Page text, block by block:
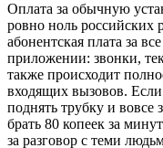
Оплата за обычную
ровно ноль российских
абонентская плата за
приложении: звонки,
также происходит
входящих вызовов.
поднять трубку и вовсе
брать 80 копеек за
за разговор с теми